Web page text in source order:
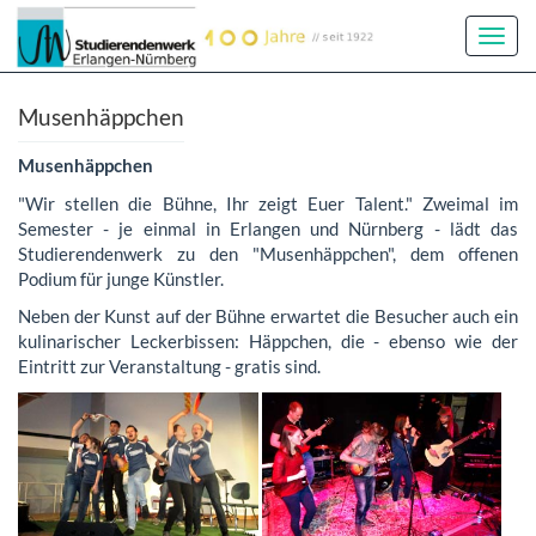
Musenhäppchen
Musenhäppchen
"Wir stellen die Bühne, Ihr zeigt Euer Talent." Zweimal im
Semester - je einmal in Erlangen und Nürnberg - lädt das
Studierendenwerk zu den "Musenhäppchen", dem offenen
Podium für junge Künstler.
Neben der Kunst auf der Bühne erwartet die Besucher auch ein
kulinarischer Leckerbissen: Häppchen, die - ebenso wie der
Eintritt zur Veranstaltung - gratis sind.